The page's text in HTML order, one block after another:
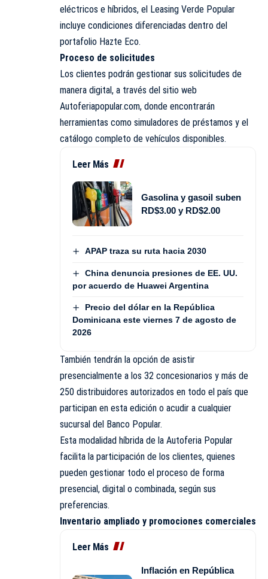
eléctricos e híbridos, el Leasing Verde Popular
incluye condiciones diferenciadas dentro del
portafolio Hazte Eco.
Proceso de solicitudes
Los clientes podrán gestionar sus solicitudes de
manera digital, a través del sitio web
Autoferiapopular.com, donde encontrarán
herramientas como simuladores de préstamos y el
catálogo completo de vehículos disponibles.
Leer Más
Gasolina y gasoil suben
RD$3.00 y RD$2.00
APAP traza su ruta hacia 2030
China denuncia presiones de EE. UU.
por acuerdo de Huawei Argentina
Precio del dólar en la República
Dominicana este viernes 7 de agosto de
2026
También tendrán la opción de asistir
presencialmente a los 32 concesionarios y más de
250 distribuidores autorizados en todo el país que
participan en esta edición o acudir a cualquier
sucursal del Banco Popular.
Esta modalidad híbrida de la Autoferia Popular
facilita la participación de los clientes, quienes
pueden gestionar todo el proceso de forma
presencial, digital o combinada, según sus
preferencias.
Inventario ampliado y promociones comerciales
Leer Más
Inflación en República